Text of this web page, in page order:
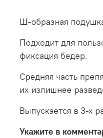
Ш-образная
Подходит для
фиксация бедер.
Средняя часть
их излишнее
Выпускается в 3-х
Укажите в